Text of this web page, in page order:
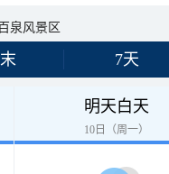
百泉风景区
7天
明天白天
10日（周一）